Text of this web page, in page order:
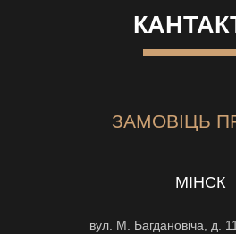
ЗАМОВІЦЬ
МІНСК
вул. М. Багдановіча, д.